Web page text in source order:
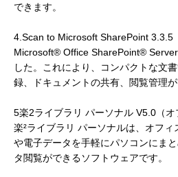
できます。
4.Scan to Microsoft SharePoint 3.3.5
Microsoft® Office SharePoint®
した。これにより、コンパクトな文
録、ドキュメントの共有、閲覧管理が
5楽2ライブラリ パーソナル V5.0（オ
楽²ライブラリ パーソナルは、オフ
や電子データを手軽にパソコンにま
タ閲覧ができるソフトウェアです。